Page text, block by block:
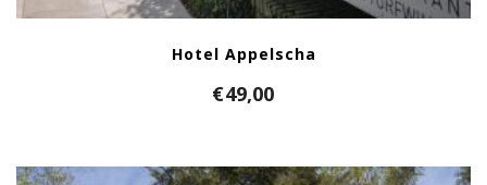
Hotel Appelscha
€49,00